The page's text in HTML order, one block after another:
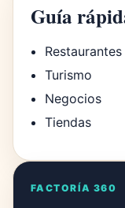
Guía
Restaurantes
Turismo
Negocios
Tiendas
FACTORÍA 360